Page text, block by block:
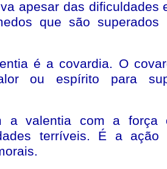
apesar das dificuldades
que são
é a covardia. O
ou espírito para
a valentia com a força
terríveis. É a